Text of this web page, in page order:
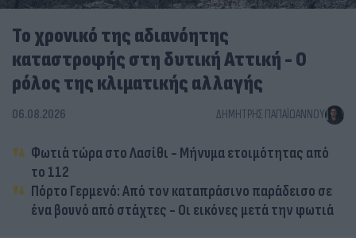
Το χρονικό της αδιανόητης
καταστροφής στη δυτική Αττική - Ο
ρόλος της κλιματικής αλλαγής
06.08.2026 ΔΗΜΉΤΡΗΣ ΠΑΠΑΪΩΆΝΝΟΥ
Φωτιά τώρα στο Λασίθι - Μήνυμα ετοιμότητας από
το 112
Πόρτο Γερμενό: Από τον καταπράσινο παράδεισο σε
ένα βουνό από στάχτες - Οι εικόνες μετά την φωτιά